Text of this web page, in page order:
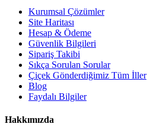
Kurumsal Çözümler
Site Haritası
Hesap & Ödeme
Güvenlik Bilgileri
Sipariş Takibi
Sıkça Sorulan Sorular
Çiçek Gönderdiğimiz Tüm İller
Blog
Faydalı Bilgiler
Hakkımızda